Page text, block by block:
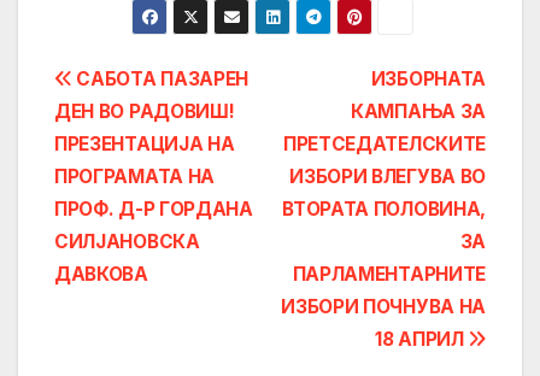
Post
navigation
ИЗБОРНАТА
КАМПАЊА ЗА
ПРЕТСЕДАТЕЛСКИТЕ
ИЗБОРИ ВЛЕГУВА ВО
ВТОРАТА ПОЛОВИНА,
ЗА
ПАРЛАМЕНТАРНИТЕ
ИЗБОРИ ПОЧНУВА НА
18 АПРИЛ
САБОТА ПАЗАРЕН
ДЕН ВО РАДОВИШ!
ПРЕЗЕНТАЦИЈА НА
ПРОГРАМАТА НА
ПРОФ. Д-Р ГОРДАНА
СИЛЈАНОВСКА
ДАВКОВА